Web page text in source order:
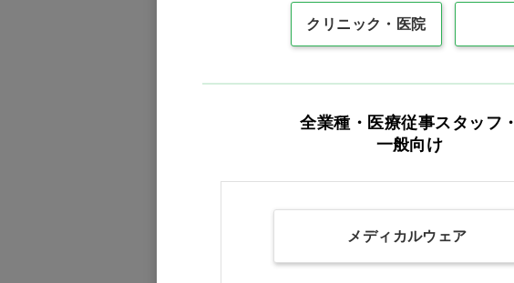
クリニック・医院
全業種・医療従事スタッフ・
一般向け
メディカルウェア